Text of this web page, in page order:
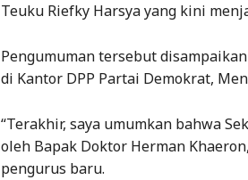
Teuku Riefky Harsya yang kini
Pengumuman tersebut
di Kantor DPP Partai Demokrat,
“Terakhir, saya umumkan bahwa
oleh Bapak Doktor Herman
pengurus baru.